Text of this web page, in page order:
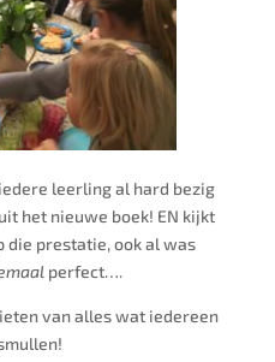
leerling al hard bezig
het nieuwe boek! EN kijkt
die prestatie, ook al was
perfect….
van alles wat iedereen